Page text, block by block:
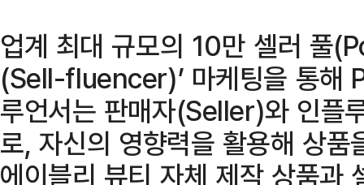
업계 최대 규모의 10만 셀러 풀
(Sell-fluencer)’ 마케팅을 통해
루언서는 판매자(Seller)와 인
로, 자신의 영향력을 활용해 상
에이블리 뷰티 자체 제작 상품과